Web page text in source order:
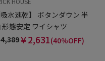
吸水速乾】 ボタンダウン 半
形態安定 ワイシャツ
￥2,631(40%OFF)